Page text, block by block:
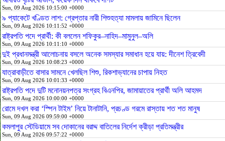
Sun, 09 Aug 2026 10:15:00 +0000
৯ প্যাকেটে খণ্ডিত লাশ: গ্রেপ্তার নারী শিশুহত্যা মামলায় জামিনে ছিলেন
Sun, 09 Aug 2026 10:11:52 +0000
রাষ্ট্রপতি পদে প্রার্থী: কী বললেন শফিকুর–নাহিদ–মামুনুল–অলি
Sun, 09 Aug 2026 10:11:10 +0000
দুই প্রধানমন্ত্রী আলোচনায় বসলে অনেক সমস্যার সমাধান হয়ে যায়: দীনেশ ত্রিবেদী
Sun, 09 Aug 2026 10:08:23 +0000
যাত্রাবাড়ীতে বাসার সামনে খেলছিল শিশু, রিকশাভ্যানের চাপায় নিহত
Sun, 09 Aug 2026 10:01:33 +0000
রাষ্ট্রপতি পদে দুটি মনোনয়নপত্র সংগ্রহ বিএনপির, জামায়াতের প্রার্থী অলি আহমদ
Sun, 09 Aug 2026 10:00:00 +0000
রোমে দখল করা ‘স্পিন টাইম’ নিয়ে টানাটানি, প্রচণ্ড গরমে রাস্তায় শত শত মানুষ
Sun, 09 Aug 2026 09:59:00 +0000
কমলাপুর স্টেডিয়ামে সব দোকানের বরাদ্দ বাতিলের নির্দেশ ক্রীড়া প্রতিমন্ত্রীর
Sun, 09 Aug 2026 09:57:22 +0000